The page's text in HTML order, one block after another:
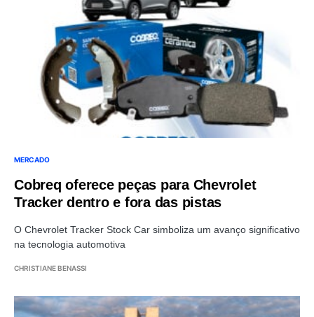
MERCADO
Cobreq oferece peças para Chevrolet
Tracker dentro e fora das pistas
O Chevrolet Tracker Stock Car simboliza um avanço significativo
na tecnologia automotiva
CHRISTIANE BENASSI